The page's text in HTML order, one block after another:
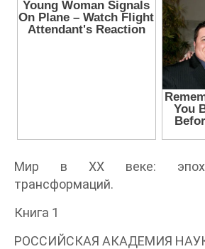
Мир в XX веке: эпоха
трансформаций.
Книга 1
РОССИЙСКАЯ АКАДЕМИЯ